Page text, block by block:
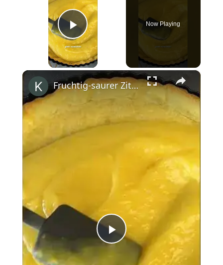
Play Video
Now Playing
×
Play
Fruchtig-saurer Zitronen-Baiser-Kuchen #shorts